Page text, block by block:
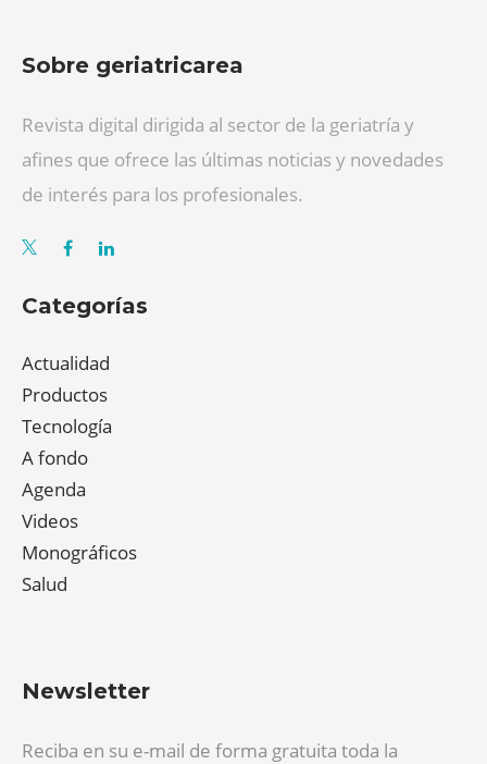
Sobre geriatricarea
Revista digital dirigida al sector de la geriatría y
afines que ofrece las últimas noticias y novedades
de interés para los profesionales.
Categorías
Actualidad
Productos
Tecnología
A fondo
Agenda
Videos
Monográficos
Salud
Newsletter
Reciba en su e-mail de forma gratuita toda la